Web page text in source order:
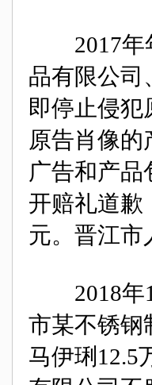
2017年年
品有限公司
即停止侵犯
原告肖像
广告和产
开赔礼道歉
元。晋江市
2018年
市某不锈钢
马伊琍12.5